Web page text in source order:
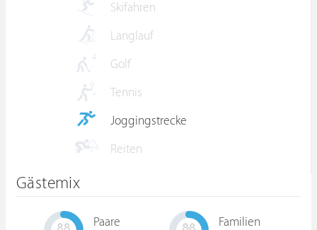
Skifahren
Langlauf
Golf
Tennis
Joggingstrecke
Reiten
Gästemix
Paare Familien